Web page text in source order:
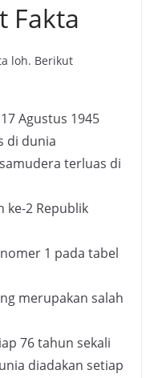
Fakta
loh. Berikut
Agustus 1945
di dunia
terluas di
ke-2 Republik
1 pada tabel
merupakan salah
76 tahun sekali
diadakan setiap